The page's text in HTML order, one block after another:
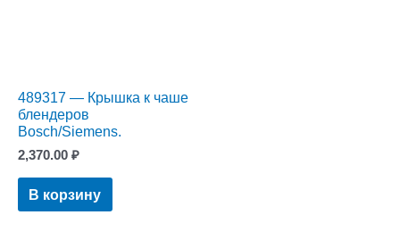
489317 — Крышка к чаше
блендеров
Bosch/Siemens.
2,370.00 ₽
В корзину